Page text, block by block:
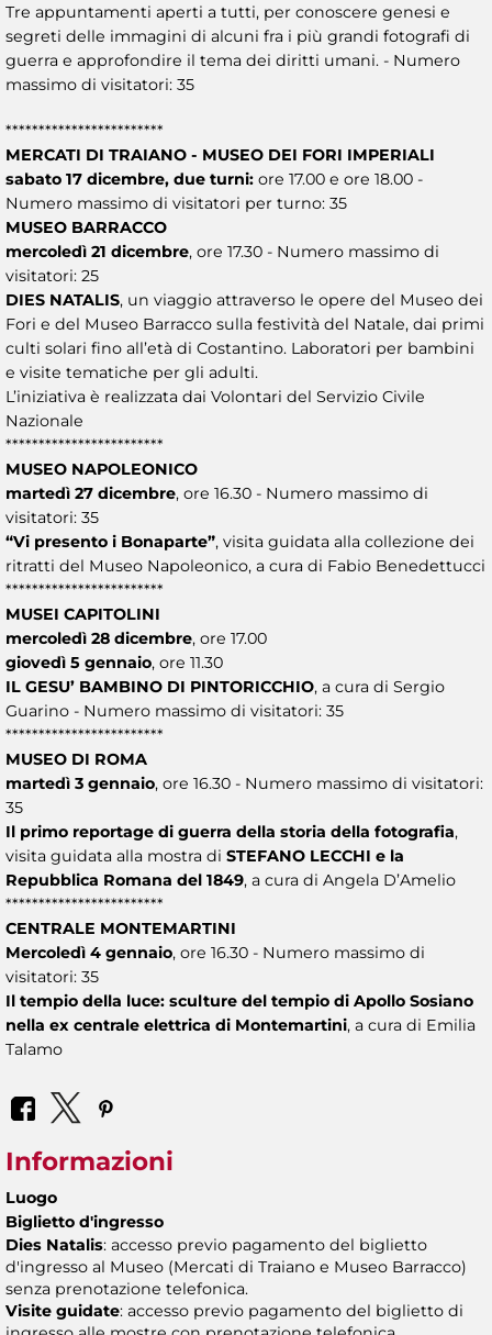
Tre appuntamenti aperti a tutti, per conoscere genesi e
segreti delle immagini di alcuni fra i più grandi fotografi di
guerra e approfondire il tema dei diritti umani. - Numero
massimo di visitatori: 35
************************
MERCATI DI TRAIANO - MUSEO DEI FORI IMPERIALI
sabato 17 dicembre, due turni: ore 17.00 e ore 18.00 -
Numero massimo di visitatori per turno: 35
MUSEO BARRACCO
mercoledì 21 dicembre, ore 17.30 - Numero massimo di
visitatori: 25
DIES NATALIS, un viaggio attraverso le opere del Museo dei
Fori e del Museo Barracco sulla festività del Natale, dai primi
culti solari fino all’età di Costantino. Laboratori per bambini
e visite tematiche per gli adulti.
L’iniziativa è realizzata dai Volontari del Servizio Civile
Nazionale
************************
MUSEO NAPOLEONICO
martedì 27 dicembre, ore 16.30 - Numero massimo di
visitatori: 35
“Vi presento i Bonaparte”, visita guidata alla collezione dei
ritratti del Museo Napoleonico, a cura di Fabio Benedettucci
************************
MUSEI CAPITOLINI
mercoledì 28 dicembre, ore 17.00
giovedì 5 gennaio, ore 11.30
IL GESU’ BAMBINO DI PINTORICCHIO, a cura di Sergio
Guarino - Numero massimo di visitatori: 35
************************
MUSEO DI ROMA
martedì 3 gennaio, ore 16.30 - Numero massimo di visitatori:
35
Il primo reportage di guerra della storia della fotografia,
visita guidata alla mostra di STEFANO LECCHI e la
Repubblica Romana del 1849, a cura di Angela D’Amelio
************************
CENTRALE MONTEMARTINI
Mercoledì 4 gennaio, ore 16.30 - Numero massimo di
visitatori: 35
Il tempio della luce: sculture del tempio di Apollo Sosiano
nella ex centrale elettrica di Montemartini, a cura di Emilia
Talamo
Informazioni
Luogo
Biglietto d'ingresso
Dies Natalis: accesso previo pagamento del biglietto
d'ingresso al Museo (Mercati di Traiano e Museo Barracco)
senza prenotazione telefonica.
Visite guidate: accesso previo pagamento del biglietto di